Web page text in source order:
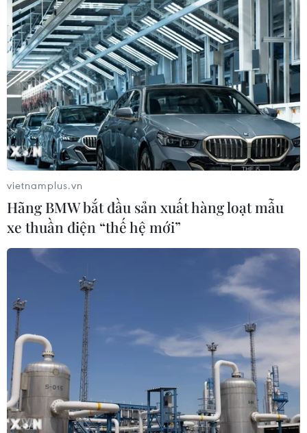
TIN CÙNG CHUYÊN MỤC
Giá vàng trong nước giảm nhẹ,
thương hiệu SJC lùi về ngưỡng 142,2
07/08/2026 02:21
Hãng BMW bắt đầu sản xuất hàng
loạt mẫu xe thuần điện “thế hệ mới”
07/08/2026 01:52
vietnamplus.vn
Hãng BMW bắt đầu sản xuất hàng loạt mẫu
xe thuần điện “thế hệ mới”